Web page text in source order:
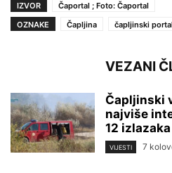
IZVOR
Čaportal ; Foto: Čaportal
OZNAKE
Čapljina čapljinski
VEZANI
Čapljinski
najviše
12
VIJESTI 7